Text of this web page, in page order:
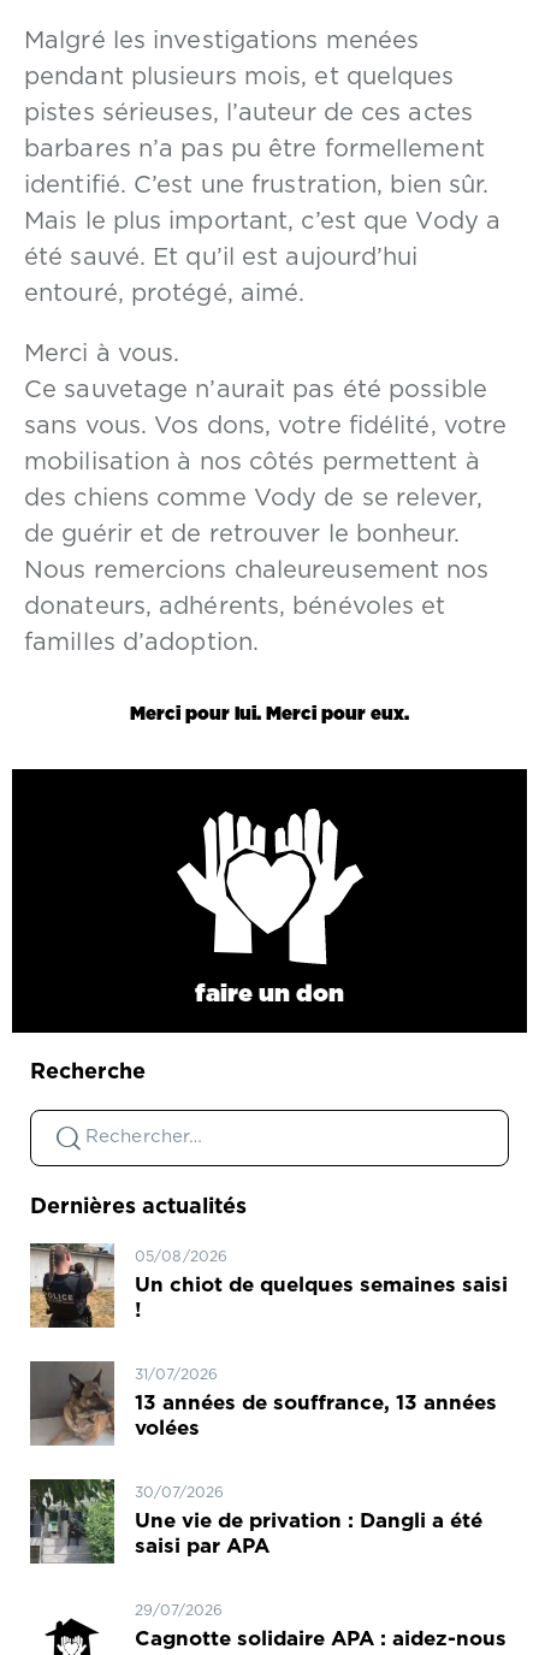
Malgré les investigations menées
pendant plusieurs mois, et quelques
pistes sérieuses, l’auteur de ces actes
barbares n’a pas pu être formellement
identifié. C’est une frustration, bien sûr.
Mais le plus important, c’est que Vody a
été sauvé. Et qu’il est aujourd’hui
entouré, protégé, aimé.
Merci à vous.
Ce sauvetage n’aurait pas été possible
sans vous. Vos dons, votre fidélité, votre
mobilisation à nos côtés permettent à
des chiens comme Vody de se relever,
de guérir et de retrouver le bonheur.
Nous remercions chaleureusement nos
donateurs, adhérents, bénévoles et
familles d’adoption.
Merci pour lui. Merci pour eux.
faire un don
Recherche
Dernières actualités
05/08/2026
Un chiot de quelques semaines saisi
!
31/07/2026
13 années de souffrance, 13 années
volées
30/07/2026
Une vie de privation : Dangli a été
saisi par APA
29/07/2026
Cagnotte solidaire APA : aidez-nous